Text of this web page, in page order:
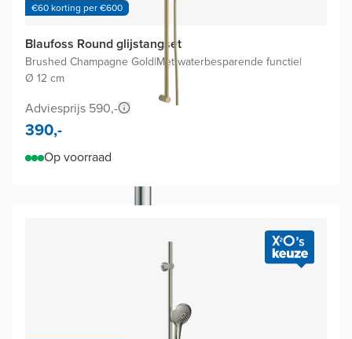
€60 korting per €600
Blaufoss Round glijstangset
Brushed Champagne Gold|Met waterbesparende functie|
Ø 12 cm
Adviesprijs 590,-
390,-
Op voorraad